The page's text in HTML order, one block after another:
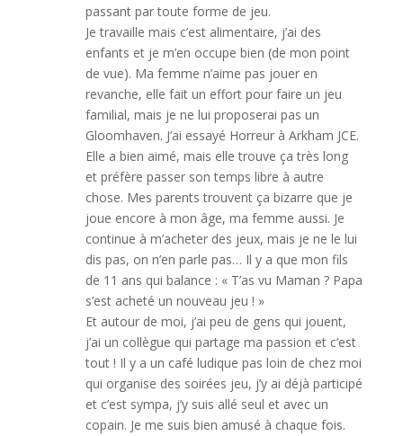
passant par toute forme de jeu.
Je travaille mais c’est alimentaire, j’ai des
enfants et je m’en occupe bien (de mon point
de vue). Ma femme n’aime pas jouer en
revanche, elle fait un effort pour faire un jeu
familial, mais je ne lui proposerai pas un
Gloomhaven. J’ai essayé Horreur à Arkham JCE.
Elle a bien aimé, mais elle trouve ça très long
et préfère passer son temps libre à autre
chose. Mes parents trouvent ça bizarre que je
joue encore à mon âge, ma femme aussi. Je
continue à m’acheter des jeux, mais je ne le lui
dis pas, on n’en parle pas… Il y a que mon fils
de 11 ans qui balance : « T’as vu Maman ? Papa
s’est acheté un nouveau jeu ! »
Et autour de moi, j’ai peu de gens qui jouent,
j’ai un collègue qui partage ma passion et c’est
tout ! Il y a un café ludique pas loin de chez moi
qui organise des soirées jeu, j’y ai déjà participé
et c’est sympa, j’y suis allé seul et avec un
copain. Je me suis bien amusé à chaque fois.